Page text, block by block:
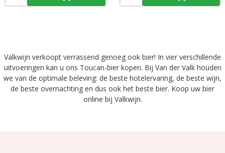
Valkwijn verkoopt verrassend genoeg ook bier! In vier verschillende
uitvoeringen kan u ons Toucan-bier kopen. Bij Van der Valk houden
we van de optimale beleving: de beste hotelervaring, de beste wijn,
de beste overnachting en dus ook het beste bier. Koop uw bier
online bij Valkwijn.